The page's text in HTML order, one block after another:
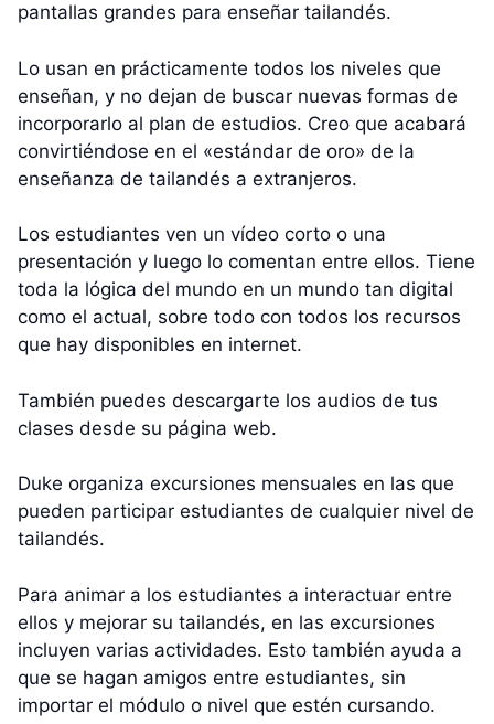
pantallas grandes para enseñar tailandés.
Lo usan en prácticamente todos los niveles que
enseñan, y no dejan de buscar nuevas formas de
incorporarlo al plan de estudios. Creo que acabará
convirtiéndose en el «estándar de oro» de la
enseñanza de tailandés a extranjeros.
Los estudiantes ven un vídeo corto o una
presentación y luego lo comentan entre ellos. Tiene
toda la lógica del mundo en un mundo tan digital
como el actual, sobre todo con todos los recursos
que hay disponibles en internet.
También puedes descargarte los audios de tus
clases desde su página web.
Duke organiza excursiones mensuales en las que
pueden participar estudiantes de cualquier nivel de
tailandés.
Para animar a los estudiantes a interactuar entre
ellos y mejorar su tailandés, en las excursiones
incluyen varias actividades. Esto también ayuda a
que se hagan amigos entre estudiantes, sin
importar el módulo o nivel que estén cursando.